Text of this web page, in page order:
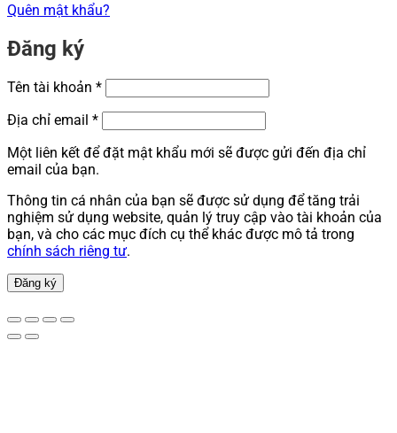
Quên mật khẩu?
Đăng ký
Tên tài khoản *Bắt
buộc
Địa chỉ email *Bắt
buộc
Một liên kết để đặt mật khẩu mới sẽ được gửi đến địa chỉ
email của bạn.
Thông tin cá nhân của bạn sẽ được sử dụng để tăng trải
nghiệm sử dụng website, quản lý truy cập vào tài khoản của
bạn, và cho các mục đích cụ thể khác được mô tả trong
chính sách riêng tư.
Đăng ký